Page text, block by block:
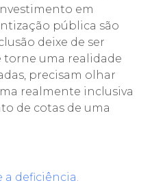
em
pública são
deixe de ser
torne uma realidade
precisam olhar
realmente inclusiva
de cotas de uma
deficiência.